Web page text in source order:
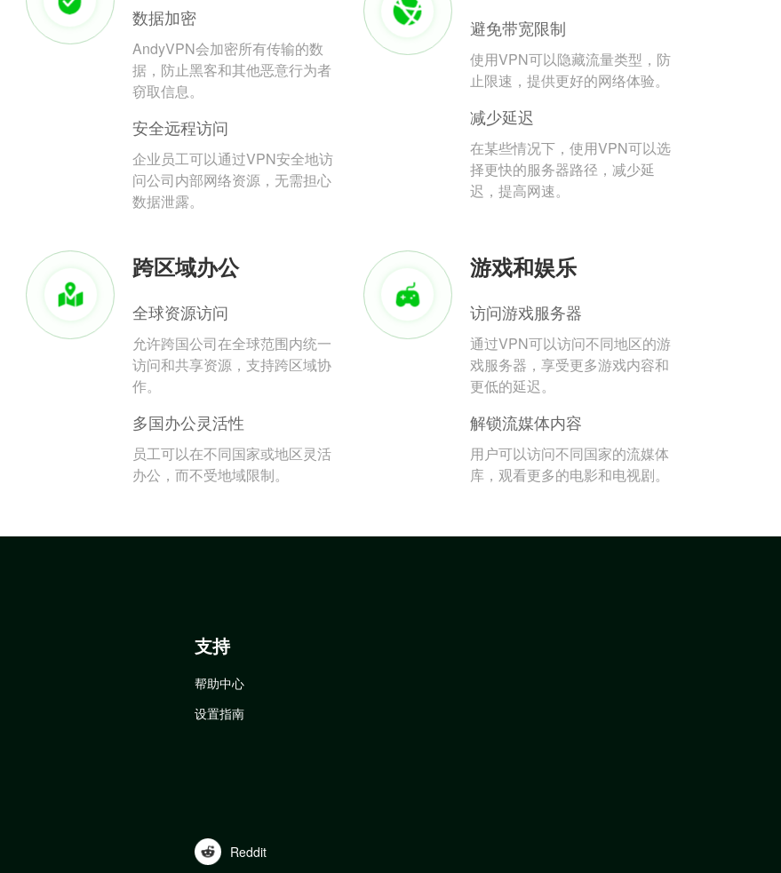
数据加密
AndyVPN会加密所有传输的数
据，防止黑客和其他恶意行为者
窃取信息。
安全远程访问
企业员工可以通过VPN安全地访
问公司内部网络资源，无需担心
数据泄露。
避免带宽限制
使用VPN可以隐藏流量类型，防
止限速，提供更好的网络体验。
减少延迟
在某些情况下，使用VPN可以选
择更快的服务器路径，减少延
迟，提高网速。
跨区域办公
全球资源访问
允许跨国公司在全球范围内统一
访问和共享资源，支持跨区域协
作。
多国办公灵活性
员工可以在不同国家或地区灵活
办公，而不受地域限制。
游戏和娱乐
访问游戏服务器
通过VPN可以访问不同地区的游
戏服务器，享受更多游戏内容和
更低的延迟。
解锁流媒体内容
用户可以访问不同国家的流媒体
库，观看更多的电影和电视剧。
支持
帮助中心
设置指南
Reddit